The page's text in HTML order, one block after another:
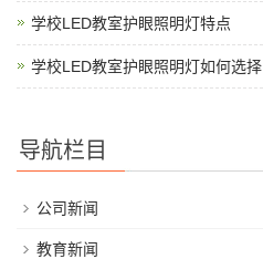
学校LED教室护眼照明灯特点
学校LED教室护眼照明灯如何选择
导航栏目
公司新闻
教育新闻